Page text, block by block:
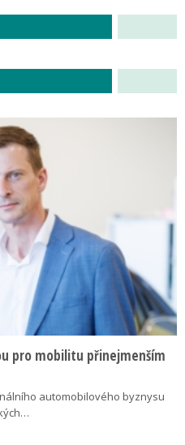
pro mobilitu přinejmenším
automobilového byznysu